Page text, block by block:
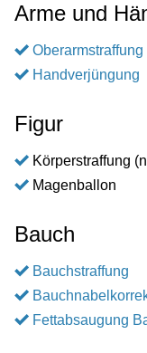
Arme und
Oberarmstraffung
Handverjüngung
Figur
Körperstraffung
Magenballon
Bauch
Bauchstraffung
Fettabsaugung